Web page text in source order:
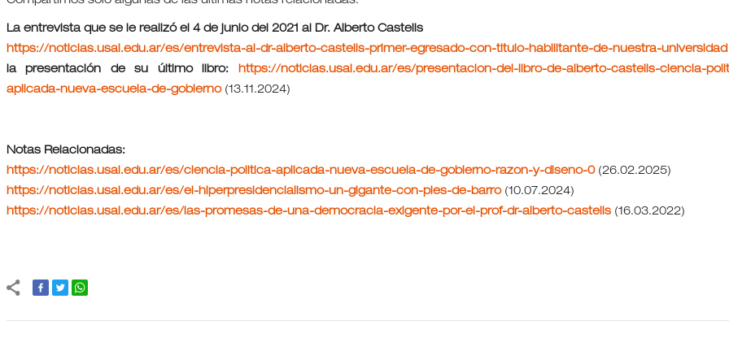
La entrevista que se le realizó el 4 de junio del 2021 al Dr. Alberto Castells
https://noticias.usal.edu.ar/es/entrevista-al-dr-alberto-castells-primer-egresado-con-titulo-habilitante-de-nuestra-universidad
la presentación de su último libro: https://noticias.usal.edu.ar/es/presentacion-del-libro-de-alberto-castells-ciencia-
aplicada-nueva-escuela-de-gobierno(13.11.2024)
Notas Relacionadas:
https://noticias.usal.edu.ar/es/ciencia-politica-aplicada-nueva-escuela-de-gobierno-razon-y-diseno-0(26.02.2025)
https://noticias.usal.edu.ar/es/el-hiperpresidencialismo-un-gigante-con-pies-de-barro(10.07.2024)
https://noticias.usal.edu.ar/es/las-promesas-de-una-democracia-exigente-por-el-prof-dr-alberto-castells (16.03.2022)